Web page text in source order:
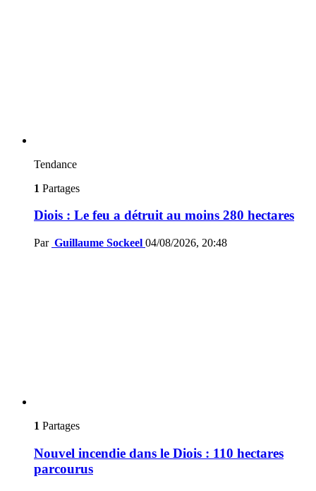
Tendance
1 Partages
Diois : Le feu a détruit au moins 280 hectares
Par Guillaume Sockeel 04/08/2026, 20:48
1 Partages
Nouvel incendie dans le Diois : 110 hectares
parcourus